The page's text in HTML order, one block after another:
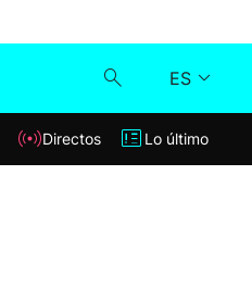
ES
Klisk
Directos Lo último